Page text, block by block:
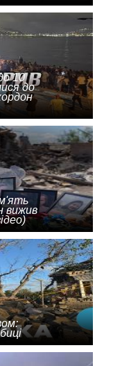
10
до
вижив